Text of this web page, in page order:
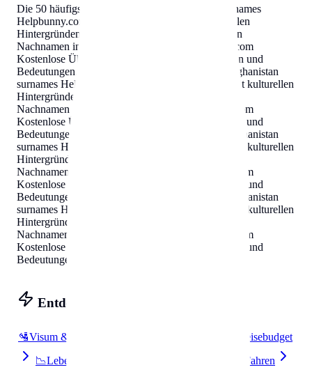
Die 50 häufigsten Nachnamen in
surnames
Helpbunny.com
Kostenlose Übersicht mit kulturellen
Hintergründen und Bedeutungen
Die 50 häufigsten
Nachnamen in
Helpbunny.com
Kostenlose Übersicht mit kulturellen Hintergründen und
Bedeutungen
Afghanistan
surnames Helpbunny.com
Kostenlose Übersicht mit kulturellen
Hintergründen und Bedeutungen
Nachnamen in
Helpbunny.com
Kostenlose Übersicht mit kulturellen Hintergründen und
Bedeutungen
Afghanistan
surnames Helpbunny.com
Kostenlose Übersicht mit kulturellen
Hintergründen und Bedeutungen
Nachnamen in
Helpbunny.com
Kostenlose Übersicht mit kulturellen Hintergründen und
Bedeutungen
Afghanistan
surnames Helpbunny.com
Kostenlose Übersicht mit kulturellen
Hintergründen und Bedeutungen
Nachnamen in
Helpbunny.com
Kostenlose Übersicht mit kulturellen Hintergründen und
Bedeutungen
Entdecken
🛂Visum & Einreise
Reisebudget
📉Lebenskosten
Parken & Fahren